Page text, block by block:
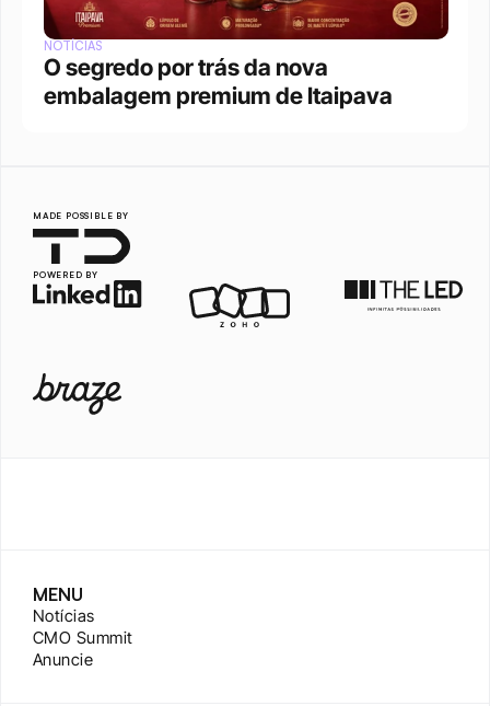
NOTÍCIAS
O segredo por trás da nova
embalagem premium de Itaipava
MADE POSSIBLE BY
POWERED BY
MENU
Notícias
CMO Summit
Anuncie